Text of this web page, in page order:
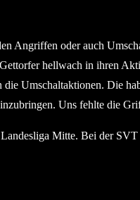
Angriffen oder auch
hellwach in ihren
Umschaltaktionen. Die
Uns fehlte die
Mitte. Bei der